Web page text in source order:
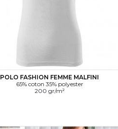
POLO FASHION FEMME MALFINI
65% coton 35% polyester
200 gr/m²